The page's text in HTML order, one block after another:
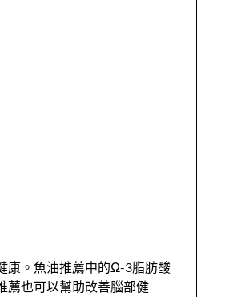
康。魚油推薦中的Ω-3脂肪酸
薦也可以幫助改善腦部健